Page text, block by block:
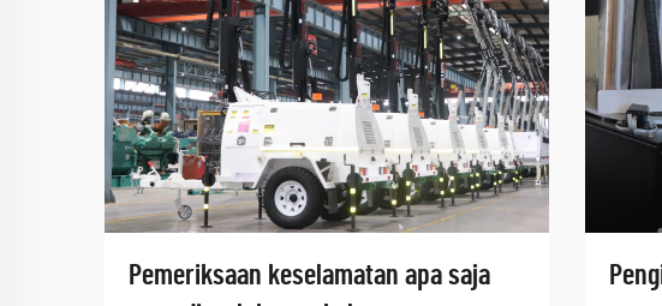
Pemeriksaan keselamatan apa saja